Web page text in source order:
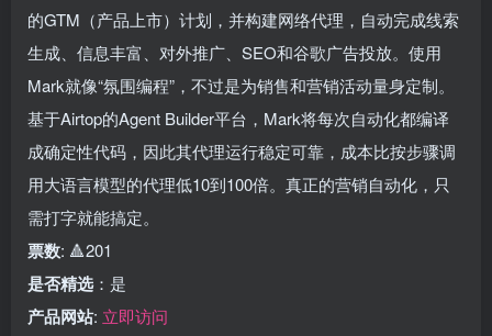
的GTM（产品上市）计划，并构建网络代理，自动完成线索
生成、信息丰富、对外推广、SEO和谷歌广告投放。使用
Mark就像“氛围编程”，不过是为销售和营销活动量身定制。
基于Airtop的Agent Builder平台，Mark将每次自动化都编译
成确定性代码，因此其代理运行稳定可靠，成本比按步骤调
用大语言模型的代理低10到100倍。真正的营销自动化，只
需打字就能搞定。
票数: 🔺201
是否精选 ：是
产品网站: 立即访问